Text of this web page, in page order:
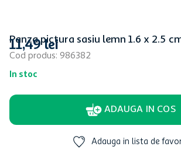
Panza pictura sasiu lemn 1.6 x 2.5
Cod produs: 986382
In stoc
11,49 lei
ADAUGA IN COS
Adauga in lista de